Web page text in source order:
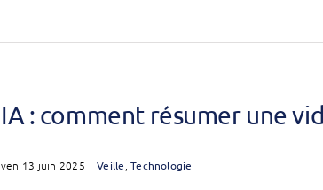
IA : comment résumer une
ven 13 juin 2025 | Veille ,Technologie